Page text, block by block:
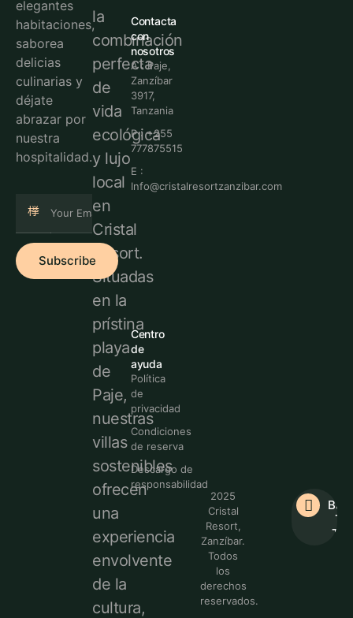
elegantes
habitaciones,
saborea
delicias
culinarias y
déjate
abrazar por
nuestra
hospitalidad.
Subscribe
la
combinación
perfecta
de
vida
ecológica
y lujo
local
en
Cristal
Resort.
Situadas
en la
prístina
playa
de
Paje,
nuestras
villas
sostenibles
ofrecen
una
experiencia
envolvente
de la
cultura,
Contacta
con
nosotros
A : Paje,
Zanzíbar
3917,
Tanzania
P : +255
777875515
E :
Info@cristalresortzanzibar.com
Centro
de
ayuda
Política
de
privacidad
Condiciones
de reserva
Descargo de
responsabilidad
2025
Cristal
Resort,
Zanzíbar.
Todos
los
derechos
reservados.
To
Top